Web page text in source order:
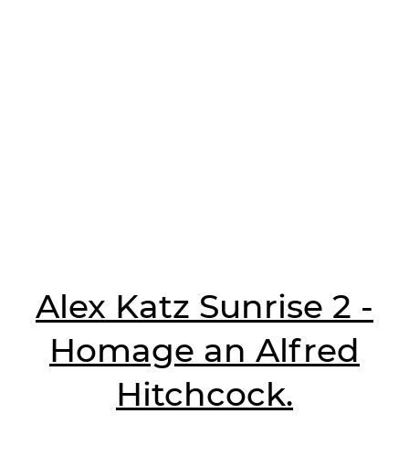
Alex Katz Sunrise 2 -
Homage an Alfred
Hitchcock.